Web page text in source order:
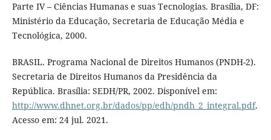
Parte IV – Ciências Humanas e suas Tecnologias. Brasília, DF:
Ministério da Educação, Secretaria de Educação Média e
Tecnológica, 2000.
BRASIL. Programa Nacional de Direitos Humanos (PNDH-2).
Secretaria de Direitos Humanos da Presidência da
República. Brasília: SEDH/PR, 2002. Disponível em:
http://www.dhnet.org.br/dados/pp/edh/pndh_2_integral.pdf.
Acesso em: 24 jul. 2021.